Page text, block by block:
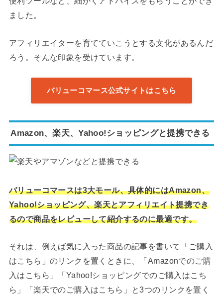
ました。
アフィリエイターを育てていこうとする文化があるんだ
ろう。そんな印象を受けています。
バリューコマース公式サイトはこちら
Amazon、楽天、Yahoo!ショッピングと提携できる
バリューコマースは3大モール、具体的にはAmazon、
Yahoo!ショッピング、楽天とアフィリエイト提携でき
るので商品をレビューして紹介するのに最適です。
それは、例えば気に入った商品の記事を書いて「ご購入
はこちら」のリンクを置くときに、「Amazonでのご購
入はこちら」「Yahoo!ショッピングでのご購入はこち
ら」「楽天でのご購入はこちら」と3つのリンクを置く